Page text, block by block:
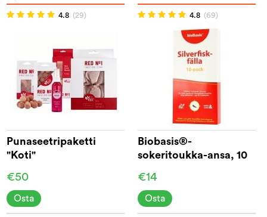
4.8 (29)
Punaseetripaketti
"Koti"
€50
Osta
4.8 (69)
Biobasis®-
sokeritoukka-ansa, 10
€14
Osta